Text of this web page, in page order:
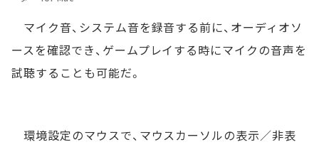
マイク音、システム音を録音する前に、オーディオソ
ースを確認でき、ゲームプレイする時にマイクの音声を
試聴することも可能だ。
環境設定のマウスで、マウスカーソルの表示／非表